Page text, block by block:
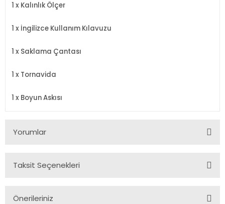
1 x Kalınlık Ölçer
1 x İngilizce Kullanım Kılavuzu
1 x Saklama Çantası
1 x Tornavida
1 x Boyun Askısı
Yorumlar
Taksit Seçenekleri
Önerileriniz